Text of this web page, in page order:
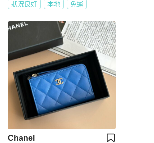
狀況良好 本地 免運
Chanel